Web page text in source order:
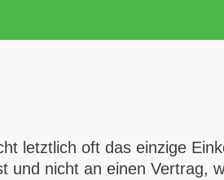
letztlich oft das einzige
und nicht an einen Vertrag,